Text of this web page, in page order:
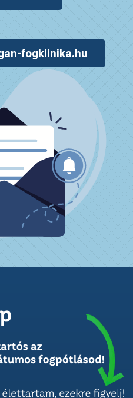
fogklinika.hu